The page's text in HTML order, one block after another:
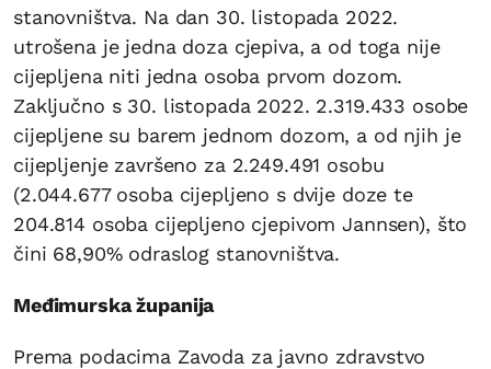
stanovništva. Na dan 30. listopada 2022.
utrošena je jedna doza cjepiva, a od toga nije
cijepljena niti jedna osoba prvom dozom.
Zaključno s 30. listopada 2022. 2.319.433 osobe
cijepljene su barem jednom dozom, a od njih je
cijepljenje završeno za 2.249.491 osobu
(2.044.677 osoba cijepljeno s dvije doze te
204.814 osoba cijepljeno cjepivom Jannsen), što
čini 68,90% odraslog stanovništva.
Međimurska županija
Prema podacima Zavoda za javno zdravstvo